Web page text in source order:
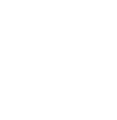
フォームで
フォームで
フォーム内